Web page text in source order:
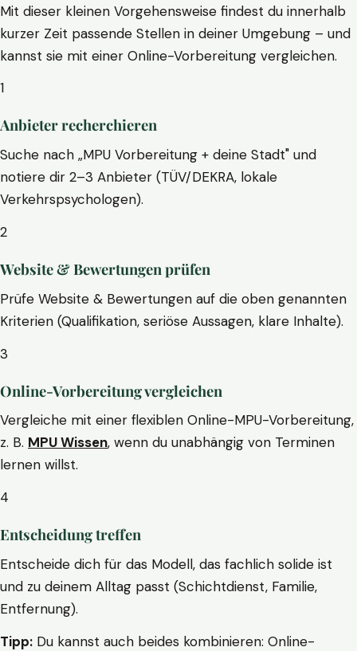
Mit dieser kleinen Vorgehensweise findest du innerhalb
kurzer Zeit passende Stellen in deiner Umgebung – und
kannst sie mit einer Online-Vorbereitung vergleichen.
1
Anbieter recherchieren
Suche nach „MPU Vorbereitung + deine Stadt" und
notiere dir 2–3 Anbieter (TÜV/DEKRA, lokale
Verkehrspsychologen).
2
Website & Bewertungen prüfen
Prüfe Website & Bewertungen auf die oben genannten
Kriterien (Qualifikation, seriöse Aussagen, klare Inhalte).
3
Online-Vorbereitung vergleichen
Vergleiche mit einer flexiblen Online-MPU-Vorbereitung,
z. B. MPU Wissen, wenn du unabhängig von Terminen
lernen willst.
4
Entscheidung treffen
Entscheide dich für das Modell, das fachlich solide ist
und zu deinem Alltag passt (Schichtdienst, Familie,
Entfernung).
Tipp: Du kannst auch beides kombinieren: Online-